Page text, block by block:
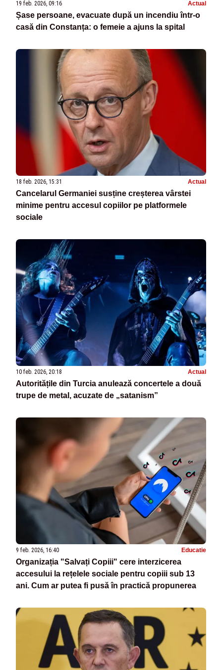
19 feb. 2026, 09:16 Actual
Șase persoane, evacuate după un incendiu într-o
casă din Constanța: o femeie a ajuns la spital
18 feb. 2026, 15:31 Actual
Cancelarul Germaniei susține creșterea vârstei
minime pentru accesul copiilor pe platformele
sociale
10 feb. 2026, 20:18 Actual
Autoritățile din Turcia anulează concertele a două
trupe de metal, acuzate de „satanism”
9 feb. 2026, 16:40 Educatie
Organizația "Salvați Copiii" cere interzicerea
accesului la rețelele sociale pentru copiii sub 13
ani. Cum ar putea fi pusă în practică propunerea